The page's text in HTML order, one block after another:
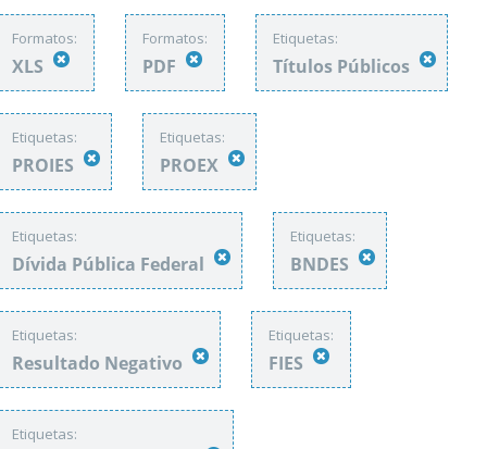
Formatos:
XLS
Formatos:
PDF
Etiquetas:
Títulos Públicos
Etiquetas:
PROIES
Etiquetas:
PROEX
Etiquetas:
Dívida Pública Federal
Etiquetas:
BNDES
Etiquetas:
Resultado Negativo
Etiquetas:
FIES
Etiquetas: